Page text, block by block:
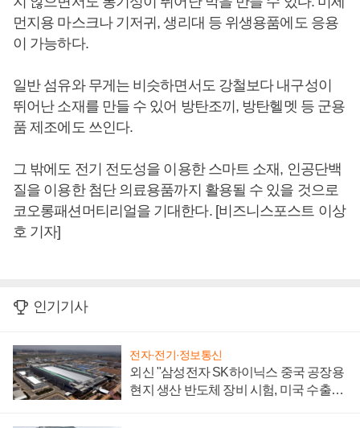
먼지용 마스크나 기저귀, 생리대 등 위생용품에도 응용
이 가능하다.
일반 섬유와 무게는 비슷하면서도 강철보다 내구성이
뛰어난 소재를 만들 수 있어 방탄조끼, 방탄헬멧 등 군용
품 제조에도 쓰인다.
그 밖에도 전기 전도성을 이용한 스마트 소재, 인공단백
질을 이용한 첨단 의료용품까지 활용될 수 있을 것으로
코오롱패션머티리얼을 기대한다. [비즈니스포스트 이상
호 기자]
인기기사
전자·전기·정보통신
외신 "삼성전자 SK하이닉스 중국 공장용
현지 생산 반도체 장비 시험, 미국 수출통